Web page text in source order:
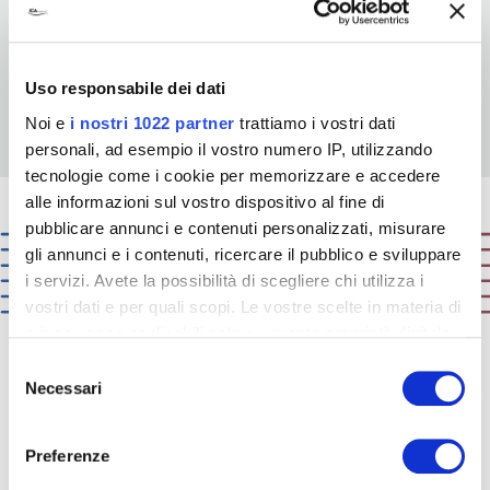
Uso responsabile dei dati
Noi e i nostri 1022 partner trattiamo i vostri dati
personali, ad esempio il vostro numero IP, utilizzando
tecnologie come i cookie per memorizzare e accedere
alle informazioni sul vostro dispositivo al fine di
pubblicare annunci e contenuti personalizzati, misurare
gli annunci e i contenuti, ricercare il pubblico e sviluppare
i servizi. Avete la possibilità di scegliere chi utilizza i
vostri dati e per quali scopi. Le vostre scelte in materia di
modificare o revocare il proprio consenso in qualsiasi
momento dalla Dichiarazione sui cookie o facendo clic
delNecessari
Preferenze
odpowiedzi na zapytanie przesłane przez formularz.
WYŚLIJ
solutions that matter
Wiemy co liczy się dla naszych klientów.